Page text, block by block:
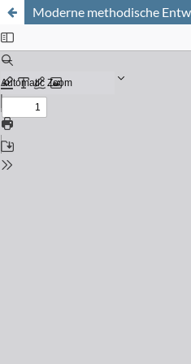
Moderne methodische